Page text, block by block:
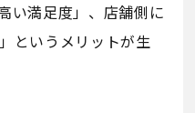
い満足度」、店舗側に
というメリットが生